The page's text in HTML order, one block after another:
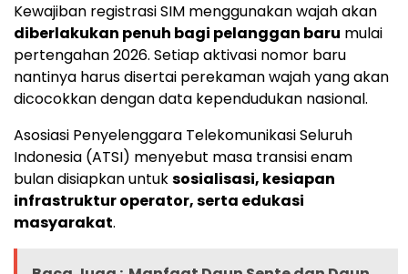
Kewajiban registrasi SIM menggunakan wajah akan
diberlakukan penuh bagi pelanggan baru mulai
pertengahan 2026. Setiap aktivasi nomor baru
nantinya harus disertai perekaman wajah yang akan
dicocokkan dengan data kependudukan nasional.
Asosiasi Penyelenggara Telekomunikasi Seluruh
Indonesia (ATSI) menyebut masa transisi enam
bulan disiapkan untuksosialisasi, kesiapan
infrastruktur operator, serta edukasi
masyarakat.